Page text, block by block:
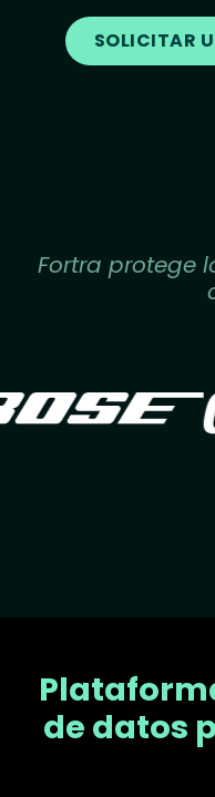
SOLICITAR
Fortra protege
de datos